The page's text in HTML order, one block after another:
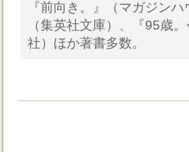
『前向き。』（マガジン
（集英社文庫）、『95歳
社）ほか著書多数。